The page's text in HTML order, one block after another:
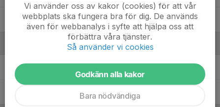
Vilgot Lundqvist
Pontus Broholm Tränare
Vi använder oss av kakor (cookies) för att vår
webbplats ska fungera bra för dig. De används
även för webbanalys i syfte att hjälpa oss att
förbättra våra tjänster.
Så använder vi cookies
Godkänn alla kakor
Bara nödvändiga